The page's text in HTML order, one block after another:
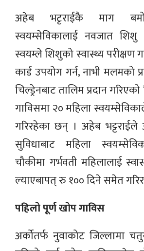
अहेब भटृराईकै माग
स्वयम्सेविकालाई नवजात
स्वयम्ले शिशुको स्वास्थ्य परीक्षण
कार्ड उपयोग गर्न, नाभी मलमको
चिल्ड्रेनबाट तालिम प्रदान
गाविसमा २० महिला
गरिरहेका छन् । अहेब
सुविधाबाट महिला
चौकीमा गर्भवती महिलालाई
ल्याएबापत् रु १०० दिने समेत
पहिलो पूर्ण खोप गाविस
अर्कोतर्फ नुवाकोट जिल्लामा